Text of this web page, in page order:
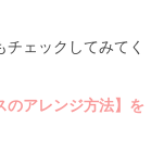
ェックしてみてく
アレンジ方法】を